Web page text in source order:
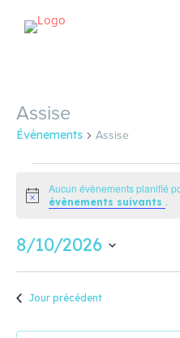
Assise
Évènements Assise
Évènements
for
août
10,
2026
Notice
Aucun évènements planifié
évènements suivants .
8/10/2026
une
date.Jour précédent